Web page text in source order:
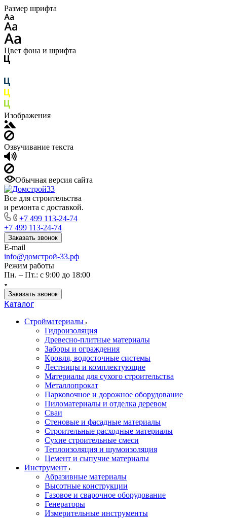
Размер шрифта
Цвет фона и шрифта
Изображения
Озвучивание текста
Обычная версия сайта
Все для строительства
и ремонта с доставкой.
+7 499 113-24-74
+7 499 113-24-74
Заказать звонок
E-mail
info@домстрой-33.рф
Режим работы
Пн. – Пт.: с 9:00 до 18:00
Заказать звонок
Каталог
Стройматериалы
Гидроизоляция
Древесно-плитные материалы
Заборы и ограждения
Кровля, водосточные системы
Лестницы и комплектующие
Материалы для сухого строительства
Металлопрокат
Парковочное и дорожное оборудование
Пиломатериалы и отделка деревом
Сваи
Стеновые и фасадные материалы
Строительные расходные материалы
Сухие строительные смеси
Теплоизоляция и шумоизоляция
Цемент и сыпучие материалы
Инструмент
Абразивные материалы
Высотные конструкции
Газовое и сварочное оборудование
Генераторы
Измерительные инструменты